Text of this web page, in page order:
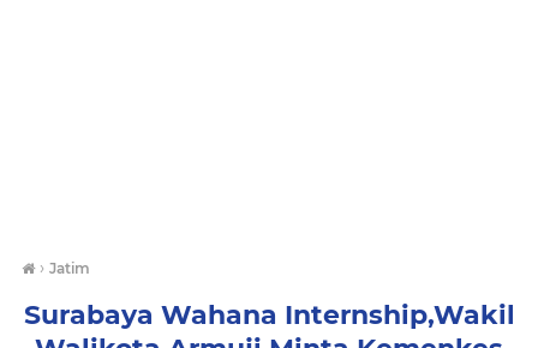
› Jatim
Surabaya Wahana Internship,Wakil